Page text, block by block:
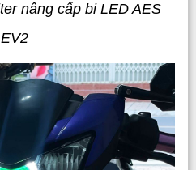
nâng cấp bi LED AES
EV2